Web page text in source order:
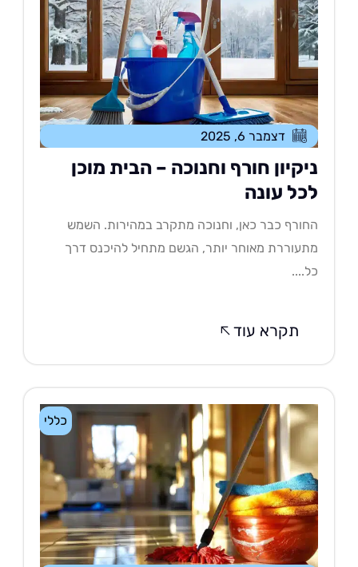
דצמבר 6, 2025
חורף וחנוכה – הבית מוכן
עונה
כבר כאן, וחנוכה מתקרב במהירות. השמש
מאוחר יותר, הגשם מתחיל להיכנס דרך
תקרא עוד
כללי